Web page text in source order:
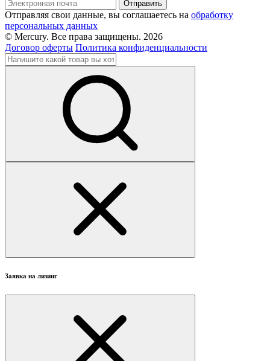
Отправляя свои данные, вы соглашаетесь на обработку
персональных данных
© Mercury. Все права защищены. 2026
Договор оферты Политика конфиденциальности
Заявка на лизинг